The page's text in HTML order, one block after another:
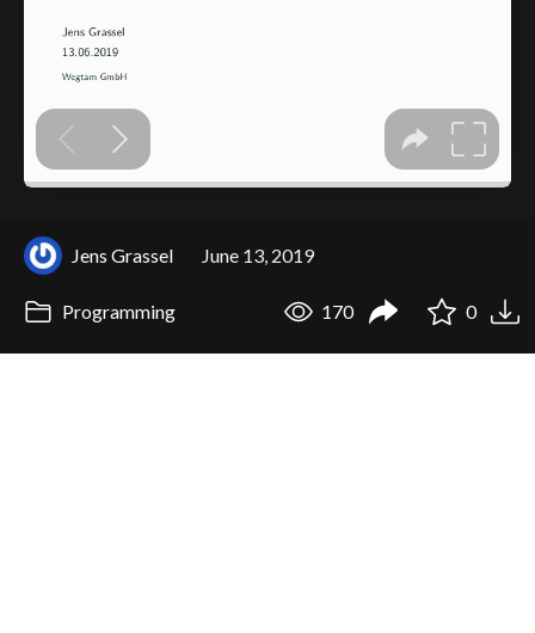
Jens Grassel June 13, 2019
Programming 170 0